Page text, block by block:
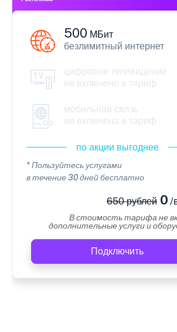
500 МБит
безлимитный интернет
цифровое телевидение
не включено в тариф
мобильная связь
не включена в тариф
по акции выгоднее
* Пользуйтесь услугами
в течение 30 дней бесплатно
650 рублей0 /
В стоимость тарифа не
дополнительные услуги и
Подключить